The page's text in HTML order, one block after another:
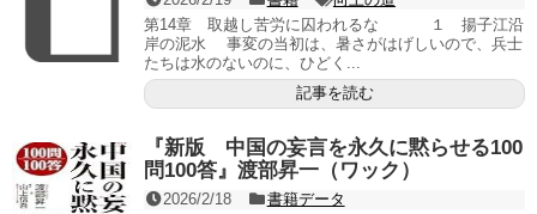
第14章 取越し苦労に囚われるな １ 揚子江沿
岸の泥水 事変の当初は、暑さがはげしいので、兵士
たちは水のないのに、ひどく...
記事を読む
『新版 中国の妄言を永久に黙らせる100
問100答』渡部昇一（ワック）
2026/2/18
書籍データ